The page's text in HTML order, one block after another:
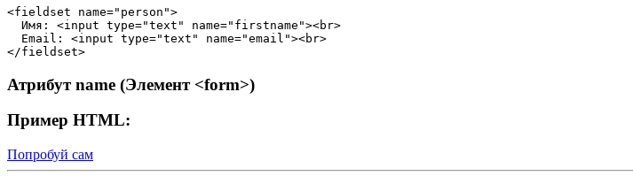
<fieldset name="person">
  Имя: <input type="text" name="firstname"><br>
  Email: <input type="text" name="email"><br>
Атрибут name (Элемент <form>)
Пример HTML:
Попробуй сам